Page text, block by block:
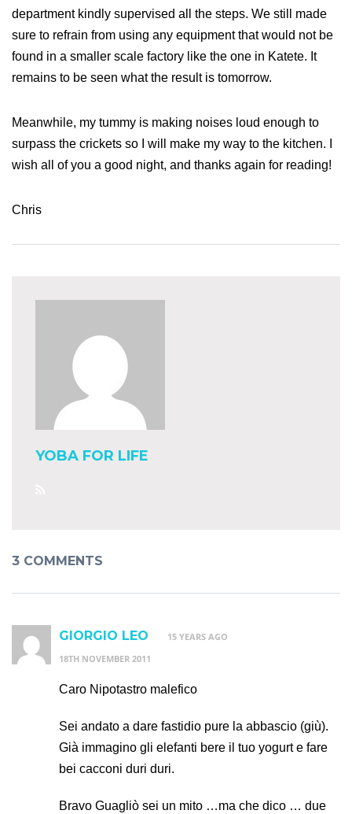
department kindly supervised all the steps. We still made
sure to refrain from using any equipment that would not be
found in a smaller scale factory like the one in Katete. It
remains to be seen what the result is tomorrow.
Meanwhile, my tummy is making noises loud enough to
surpass the crickets so I will make my way to the kitchen. I
wish all of you a good night, and thanks again for reading!
Chris
YOBA FOR LIFE
3 COMMENTS
GIORGIO LEO
15 YEARS AGO
18TH NOVEMBER 2011
Caro Nipotastro malefico
Sei andato a dare fastidio pure la abbascio (giù).
Già immagino gli elefanti bere il tuo yogurt e fare
bei cacconi duri duri.
Bravo Guagliò sei un mito …ma che dico … due